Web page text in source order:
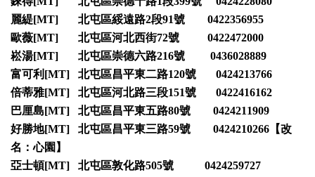
麗緹[MT] 北屯區綏遠路2段91號 0422356955
歐薇[MT] 北屯區河北西街72號 0422472000
崧湯[MT] 北屯區崇德六路216號 0436028889
富可利[MT] 北屯區昌平東二路120號 0424213766
倍蒂雅[MT] 北屯區河北路三段151號 0422416162
巴厘島[MT] 北屯區昌平東五路80號 0424211909
好勝地[MT] 北屯區昌平東三路59號 0424210266【改
名：心園】
亞士頓[MT] 北屯區敦化路505號 0424259727